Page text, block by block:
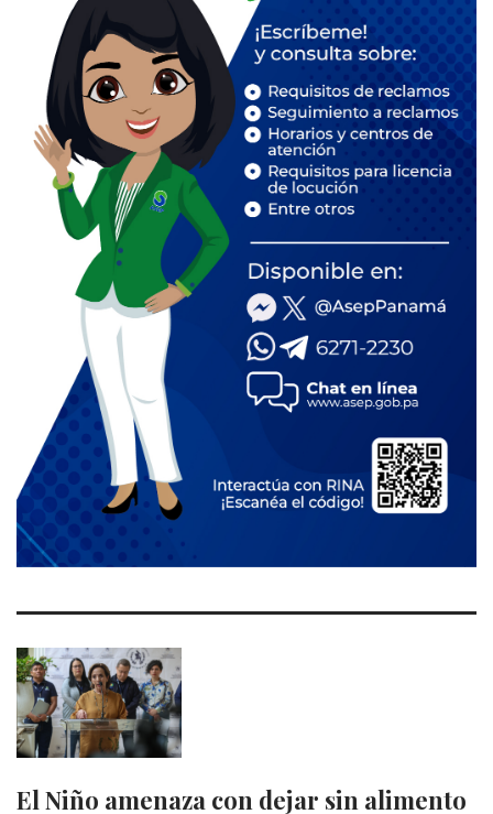
El Niño amenaza con dejar sin alimento